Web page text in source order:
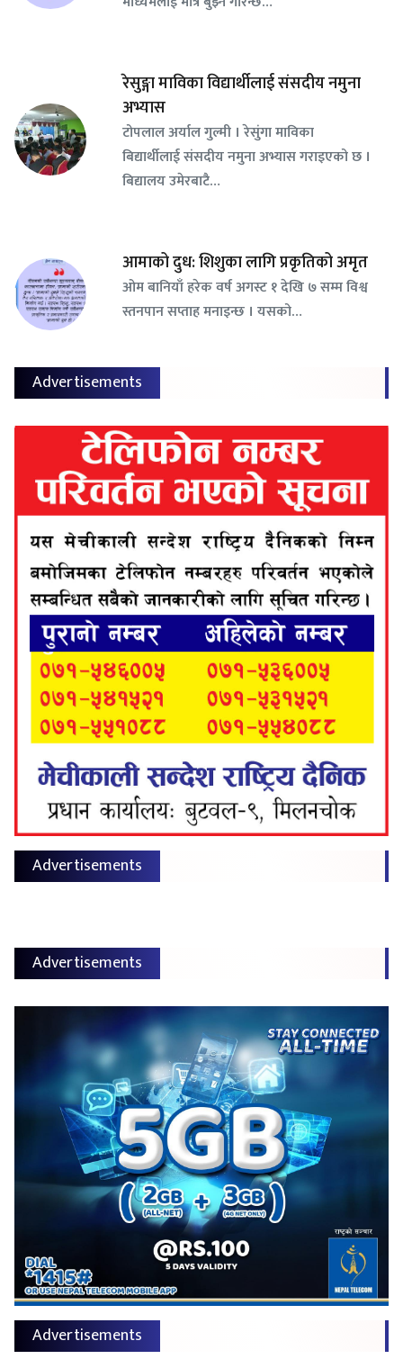
रेसुङ्गा माविका विद्यार्थीलाई संसदीय नमुना
अभ्यास
टोपलाल अर्याल गुल्मी । रेसुंगा माविका
बिद्यार्थीलाई संसदीय नमुना अभ्यास गराइएको छ ।
बिद्यालय उमेरबाटै…
आमाको दुध: शिशुका लागि प्रकृतिको अमृत
ओम बानियाँ हरेक वर्ष अगस्ट १ देखि ७ सम्म विश्व
स्तनपान सप्ताह मनाइन्छ । यसको…
Advertisements
Advertisements
Advertisements
Advertisements